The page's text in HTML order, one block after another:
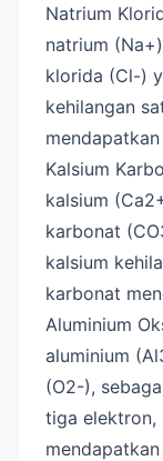
Natrium
natrium
klorida (Cl-)
kehilangan
Kalsium
kalsium
karbonat
kalsium
karbonat
Aluminium
aluminium
(O2-),
tiga elektron,